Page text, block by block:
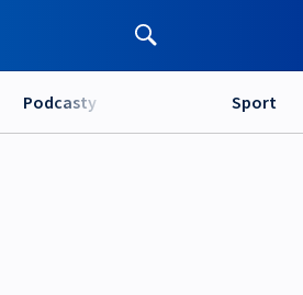
Podcasty Sport